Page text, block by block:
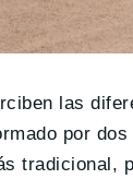
las
por
tradicional,